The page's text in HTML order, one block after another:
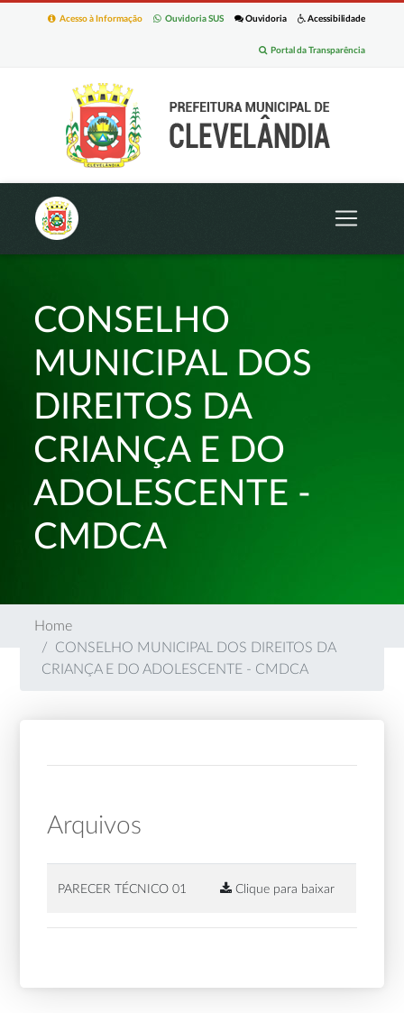
Acessibilidade
Ouvidoria
Ouvidoria SUS
Acesso à Informação
Portal da Transparência
CONSELHO
MUNICIPAL DOS
DIREITOS DA
CRIANÇA E DO
ADOLESCENTE -
CMDCA
Home
CONSELHO MUNICIPAL DOS DIREITOS DA
CRIANÇA E DO ADOLESCENTE - CMDCA
Arquivos
PARECER TÉCNICO 01 Clique para baixar